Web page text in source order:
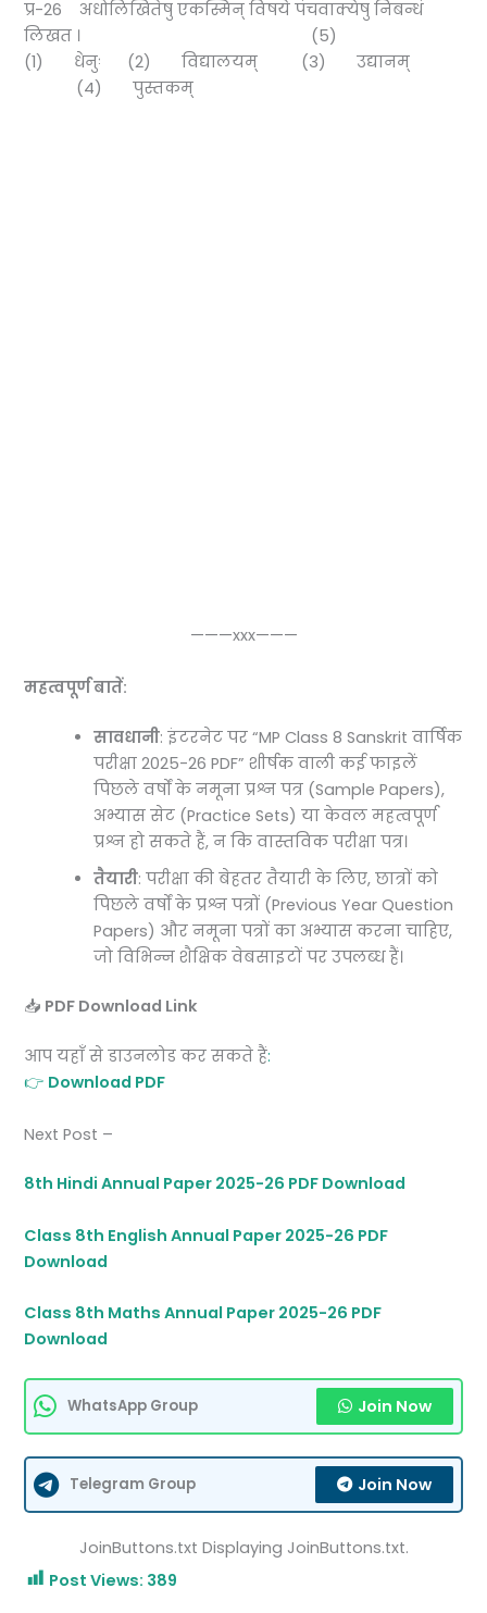
प्र-26 अधोलिखितेषु एकस्मिन् विषये पंचवाक्येषु निबन्धं
लिखत । (5)
(1) धेनुः (2) विद्यालयम् (3) उद्यानम्
(4) पुस्तकम्
———xxx———
महत्वपूर्ण बातें:
सावधानी: इंटरनेट पर “MP Class 8 Sanskrit वार्षिक
परीक्षा 2025-26 PDF” शीर्षक वाली कई फाइलें
पिछले वर्षों के नमूना प्रश्न पत्र (Sample Papers),
अभ्यास सेट (Practice Sets) या केवल महत्वपूर्ण
प्रश्न हो सकते हैं, न कि वास्तविक परीक्षा पत्र।
तैयारी: परीक्षा की बेहतर तैयारी के लिए, छात्रों को
पिछले वर्षों के प्रश्न पत्रों (Previous Year Question
Papers) और नमूना पत्रों का अभ्यास करना चाहिए,
जो विभिन्न शैक्षिक वेबसाइटों पर उपलब्ध हैं।
📥 PDF Download Link
आप यहाँ से डाउनलोड कर सकते हैं:
👉 Download PDF
Next Post –
8th Hindi Annual Paper 2025-26 PDF Download
Class 8th English Annual Paper 2025-26 PDF
Download
Class 8th Maths Annual Paper 2025-26 PDF
Download
WhatsApp Group Join Now
Telegram Group Join Now
JoinButtons.txt Displaying JoinButtons.txt.
Post Views: 389